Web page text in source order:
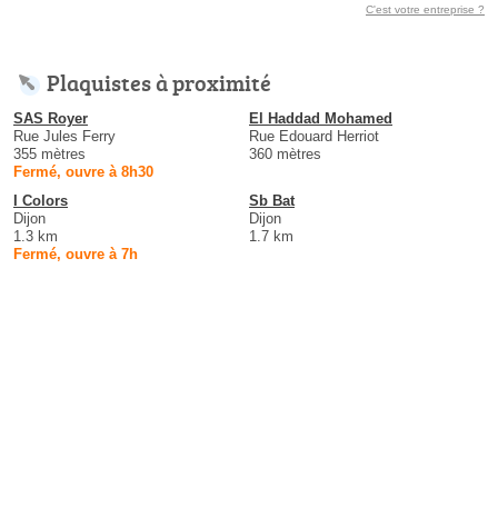
C'est votre entreprise ?
Plaquistes à proximité
SAS Royer
Rue Jules Ferry
355 mètres
Fermé, ouvre à 8h30
El Haddad Mohamed
Rue Edouard Herriot
360 mètres
I Colors
Dijon
1.3 km
Fermé, ouvre à 7h
Sb Bat
Dijon
1.7 km